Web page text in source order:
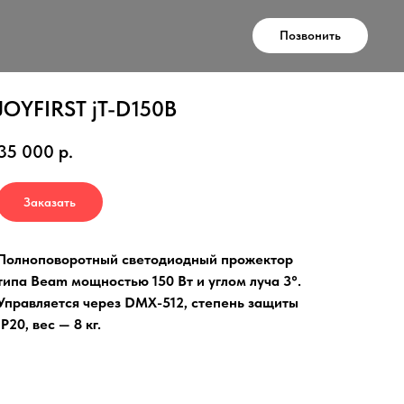
Позвонить
jT-D150B
000 р.
Заказать
светодиодный прожектор
Beam мощностью 150 Вт и углом луча 3°.
через DMX-512, степень защиты
вес — 8 кг.